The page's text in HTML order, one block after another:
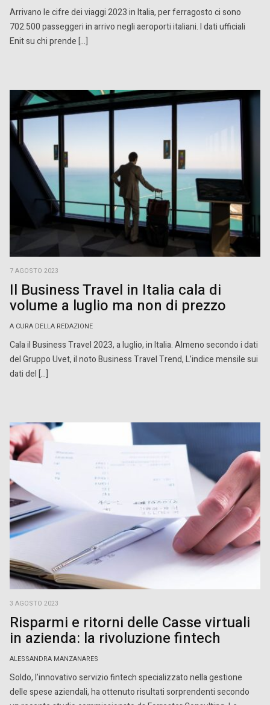
Arrivano le cifre dei viaggi 2023 in Italia, per ferragosto ci sono
702.500 passeggeri in arrivo negli aeroporti italiani. I dati ufficiali
Enit su chi prende […]
7 AGOSTO 2023
Il Business Travel in Italia cala di
volume a luglio ma non di prezzo
A CURA DELLA REDAZIONE
Cala il Business Travel 2023, a luglio, in Italia. Almeno secondo i dati
del Gruppo Uvet, il noto Business Travel Trend, L’indice mensile sui
dati del […]
3 AGOSTO 2023
Risparmi e ritorni delle Casse virtuali
in azienda: la rivoluzione fintech
ALESSANDRA MANZANARES
Soldo, l’innovativo servizio fintech specializzato nella gestione
delle spese aziendali, ha ottenuto risultati sorprendenti secondo